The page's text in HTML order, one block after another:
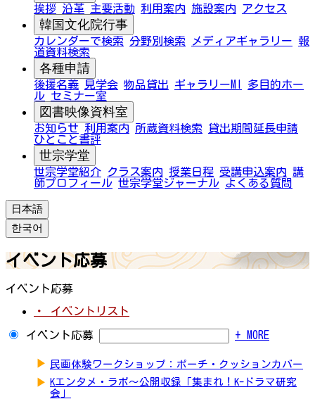
挨拶 沿革 主要活動 利用案内 施設案内 アクセス
韓国文化院行事
カレンダーで検索 分野別検索 メディアギャラリー 報
道資料検索
各種申請
後援名義 見学会 物品貸出 ギャラリーMI
多目的ホー
ル セミナー室
図書映像資料室
お知らせ 利用案内 所蔵資料検索
貸出期間延長申請
ひとこと書評
世宗学堂
世宗学堂紹介 クラス案内 授業日程 受講申込案内 講
師プロフィール 世宗学堂ジャーナル よくある質問
日本語
한국어
イベント応募
イベント応募
・ イベントリスト
イベント応募 + MORE
▶ 民画体験ワークショップ：ポーチ・クッションカバー
▶ Kエンタメ・ラボ～公開収録「集まれ！K-ドラマ研究
会」